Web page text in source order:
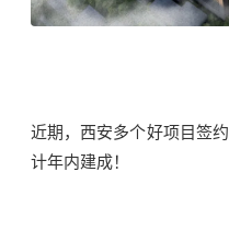
近期，西安多个好项目签约
计年内建成！